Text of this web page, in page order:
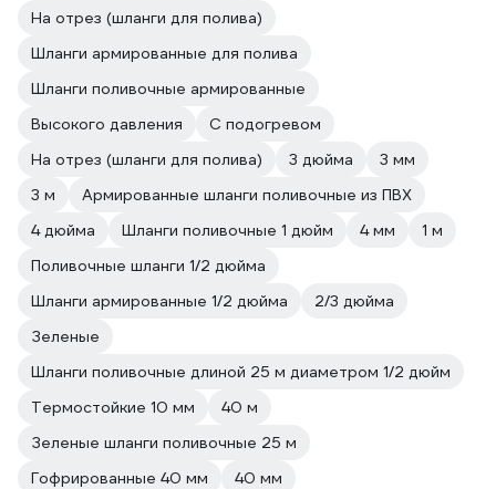
На отрез (шланги для полива)
Шланги армированные для полива
Шланги поливочные армированные
Высокого давления
С подогревом
На отрез (шланги для полива)
3 дюйма
3 мм
3 м
Армированные шланги поливочные из ПВХ
4 дюйма
Шланги поливочные 1 дюйм 4 мм
1 м
Поливочные шланги 1/2 дюйма
Шланги армированные 1/2 дюйма
2/3 дюйма
Зеленые
Шланги поливочные длиной 25 м диаметром 1/2 дюйм
Термостойкие 10 мм
40 м
Зеленые шланги поливочные 25 м
Гофрированные 40 мм
40 мм